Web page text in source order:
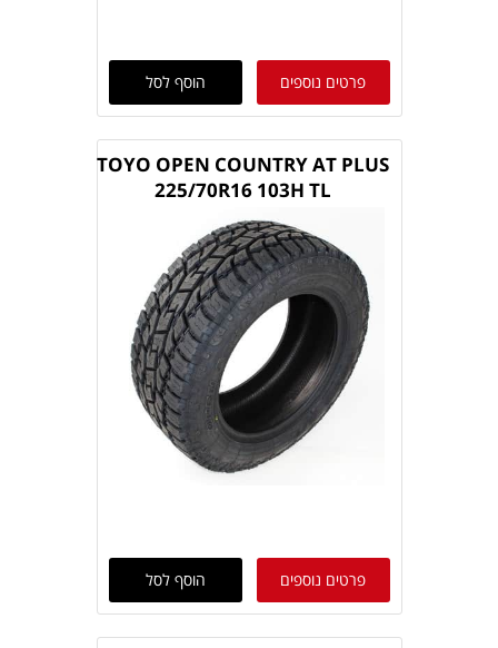
פרטים נוספים הוסף לסל
TOYO OPEN COUNTRY AT PLUS
225/70R16 103H TL
פרטים נוספים הוסף לסל